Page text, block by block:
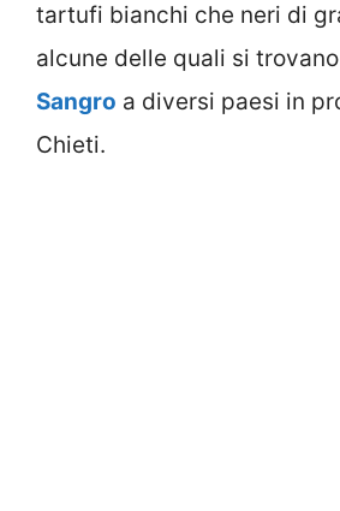
tartufi bianchi che neri di
alcune delle quali si
Sangro a diversi paesi in
Chieti.